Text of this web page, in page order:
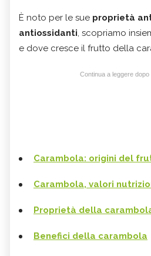
È noto per le sue proprietà
antiossidanti, scopriamo
e dove cresce il frutto della
Continua a leggere dopo
Carambola: origini del
Carambola, valori
Proprietà della
Benefici della carambola